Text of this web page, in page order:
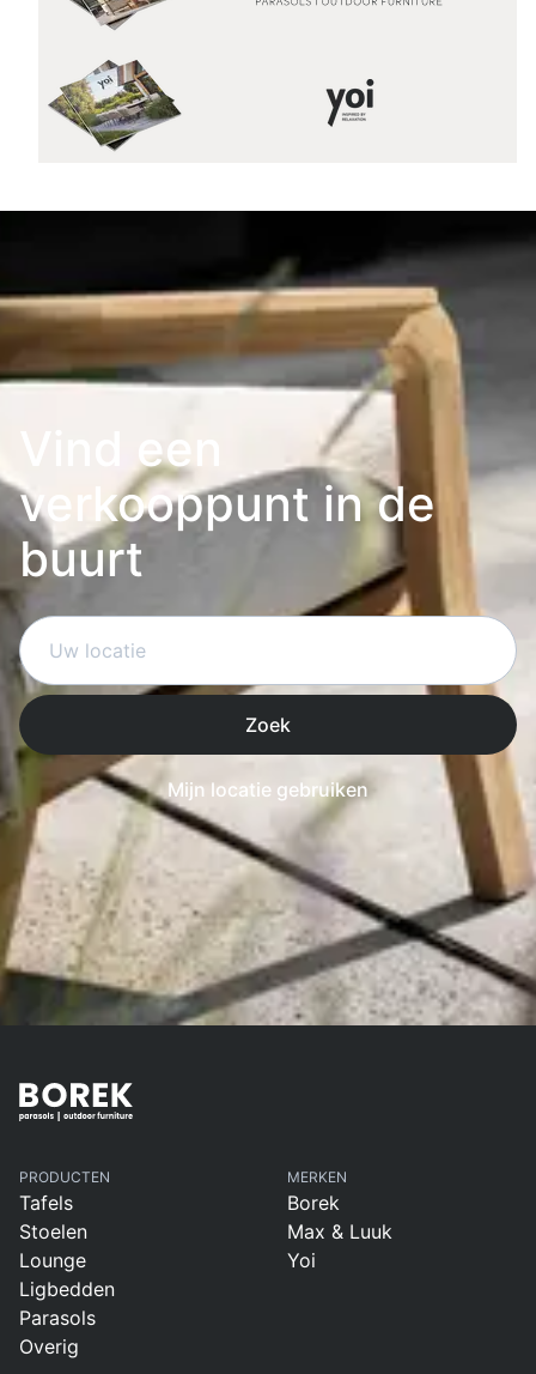
Vind een
verkooppunt in de
buurt
Zoek
Mijn locatie gebruiken
PRODUCTEN
Tafels
Stoelen
Lounge
Ligbedden
Parasols
Overig
MERKEN
Borek
Max & Luuk
Yoi